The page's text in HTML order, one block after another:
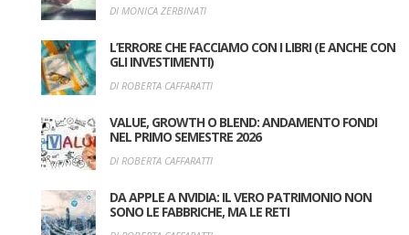
DI MONICA ZERBINATI
L’ERRORE CHE FACCIAMO CON I LIBRI (E ANCHE CON
GLI INVESTIMENTI)
DI ROBERTA CAFFARATTI
VALUE, GROWTH O BLEND: ANDAMENTO FONDI
NEL PRIMO SEMESTRE 2026
DI ROBERTA CAFFARATTI
DA APPLE A NVIDIA: IL VERO PATRIMONIO NON
SONO LE FABBRICHE, MA LE RETI